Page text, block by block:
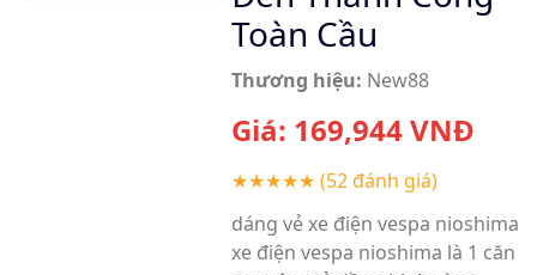
Toàn Cầu
Thương hiệu: New88
Giá: 169,944VNĐ
★★★★★ (52 đánh giá)
dáng vẻ xe điện vespa nioshima
xe điện vespa nioshima là 1 căn